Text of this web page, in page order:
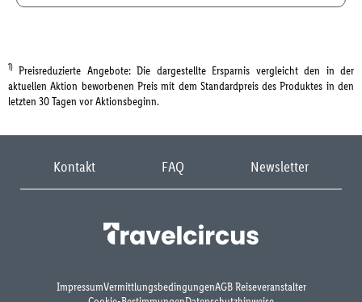
1) Preisreduzierte Angebote: Die dargestellte Ersparnis vergleicht den in der
aktuellen Aktion beworbenen Preis mit dem Standardpreis des Produktes in den
letzten 30 Tagen vor Aktionsbeginn.
Kontakt FAQ Newsletter
ImpressumVermittlungsbedingungenAGB Reiseveranstalter